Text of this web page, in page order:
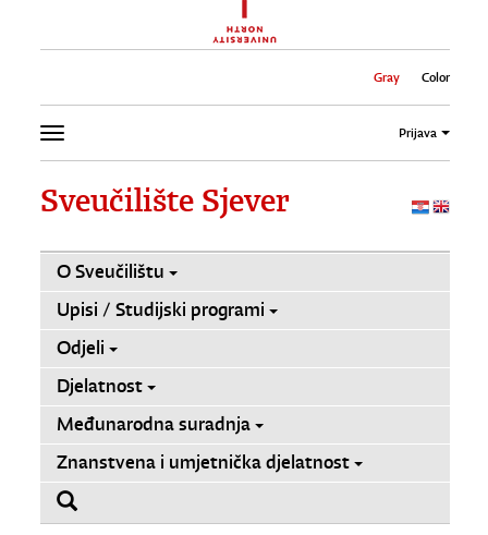
Color
Gray
Prijava
Sveučilište Sjever
O Sveučilištu
Upisi / Studijski programi
Odjeli
Djelatnost
Međunarodna suradnja
Znanstvena i umjetnička djelatnost